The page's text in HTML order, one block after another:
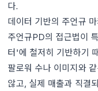
다.
데이터 기반의 주언규
주언규PD의 접근법이
터'에 철저히 기반하기
팔로워 수나 이미지와
않고, 실제 매출과 직결